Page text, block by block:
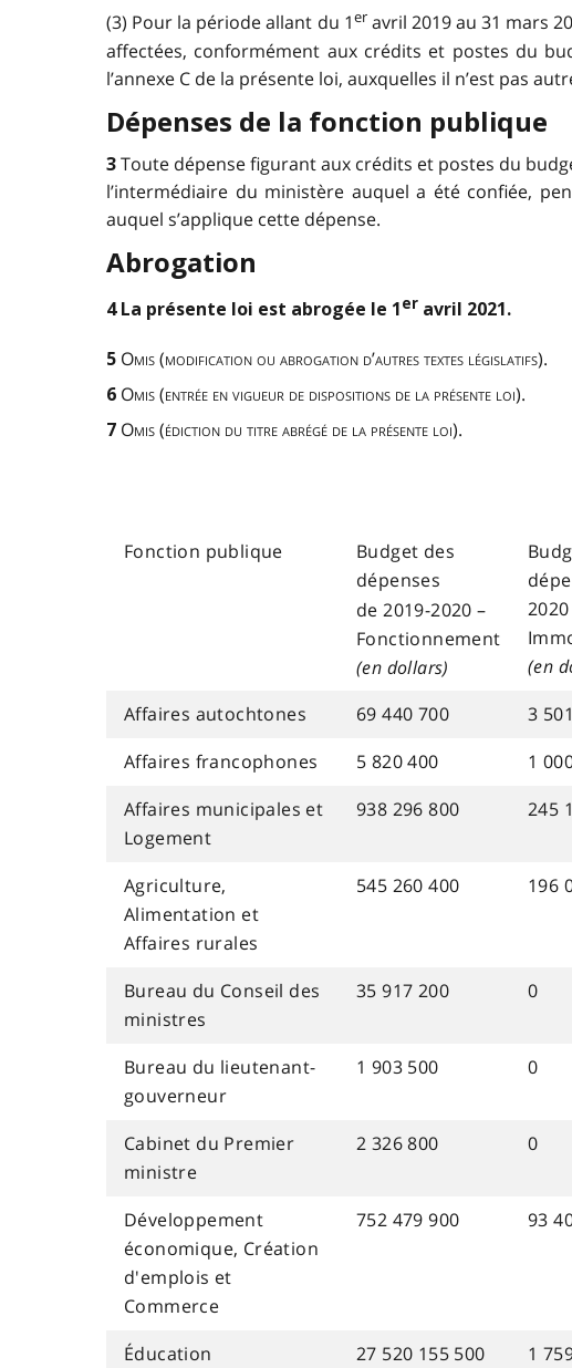
(3) Pour la période allant du 1eravril 2019 au 31 mars
affectées, conformément aux crédits et postes du
l’annexe C de la présente loi, auxquelles il n’est pas
Dépenses de la fonction publique
3 Toute dépense figurant aux crédits et postes du
l’intermédiaire du ministère auquel a été confiée,
auquel s’applique cette dépense.
Abrogation
4 La présente loi est abrogée le 1 er avril 2021.
5 Omis (modification ou abrogation d’autres textes législatifs).
6 Omis(entrée en vigueur de dispositions de la présente loi).
7 Omis (édiction du titre abrégé de la présente loi).
Fonction publique
Budget des
dépenses
de 2019-2020 –
Fonctionnement
(en dollars)
(en
Affaires autochtones 69 440 700 3
Affaires francophones
5 820 400 1
Affaires municipales et
Logement
938 296 800 245
Agriculture,
Alimentation et
Affaires rurales
545 260 400 196
Bureau du Conseil des
ministres
35 917 200 0
Bureau du lieutenant-
gouverneur
1 903 500 0
Cabinet du Premier
ministre
2 326 800 0
Développement
économique, Création
d'emplois et
Commerce
752 479 900 93
Éducation 27 520 155 500 1